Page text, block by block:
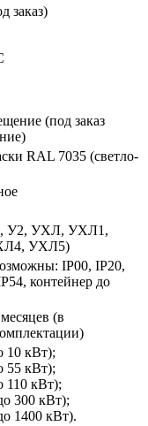
заказ)
(под заказ
RAL 7035 (светло-
У2, УХЛ, УХЛ1,
УХЛ5)
IP00, IP20,
контейнер до
(в
10 кВт);
55 кВт);
110 кВт);
300 кВт);
1400 кВт).